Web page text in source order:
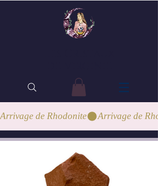
Arrivage de Rhodonite